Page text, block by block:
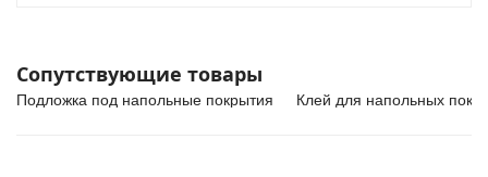
Сопутствующие товары
Подложка под напольные покрытия Клей для напольных